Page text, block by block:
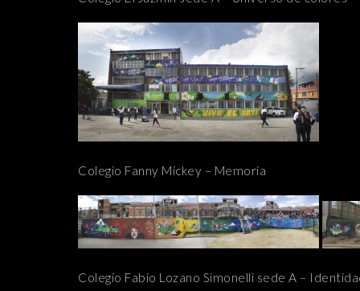
Colegio Fanny Mickey – Memoria
Colegio Fabio Lozano Simonelli sede A –